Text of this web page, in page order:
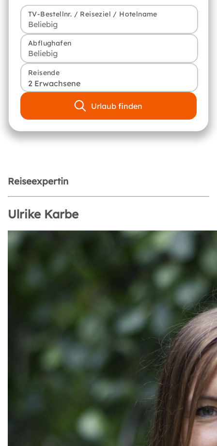
TV-Bestellnr. / Reiseziel / Hotelname
Abflughafen
Reisende
2 Erwachsene
Urlaub finden
Reiseexpertin
Ulrike Karbe